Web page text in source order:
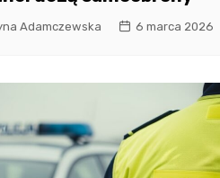
Adamczewska 6 marca 2026